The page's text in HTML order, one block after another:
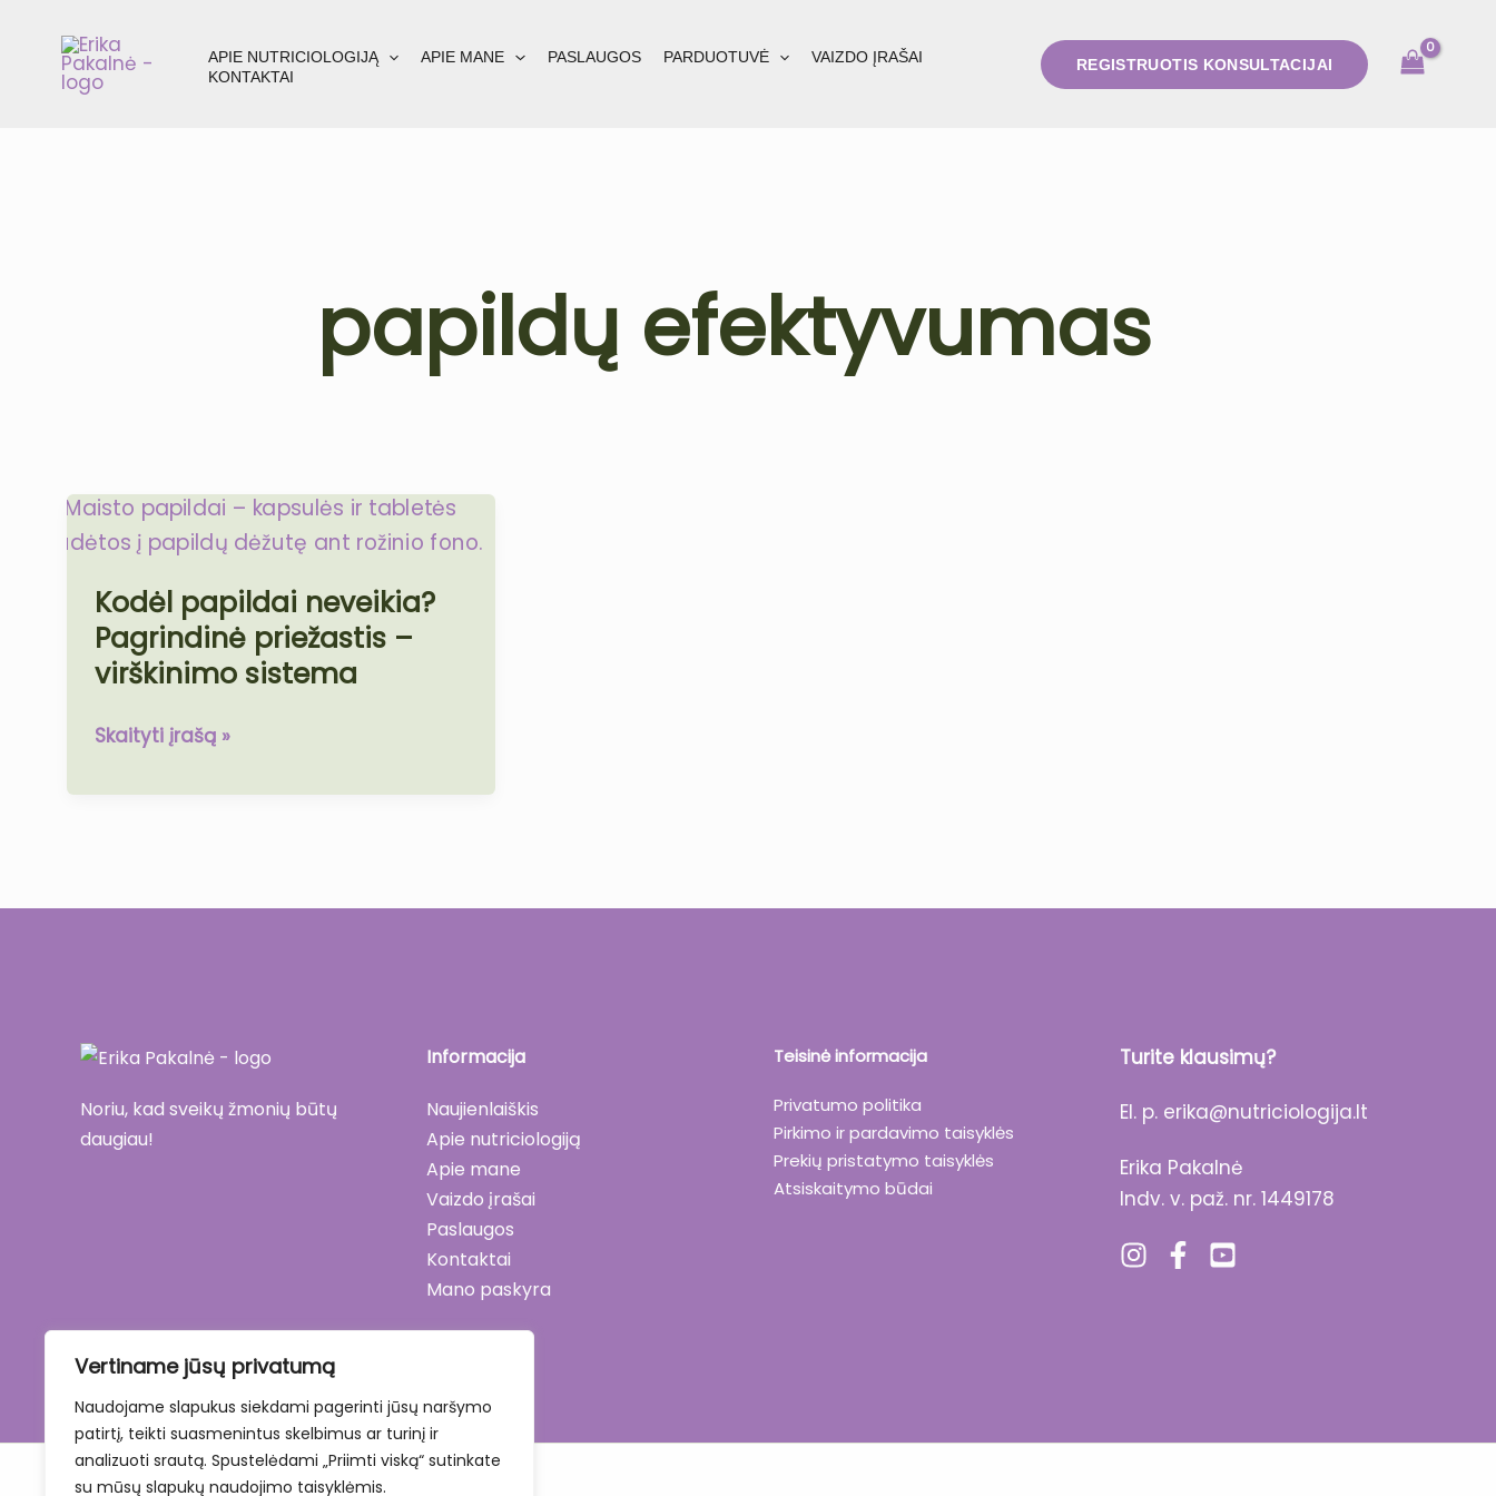
Vertiname jūsų privatumą
Naudojame slapukus siekdami pagerinti jūsų naršymo
patirtį, teikti suasmenintus skelbimus ar turinį ir
analizuoti srautą. Spustelėdami „Priimti viską“ sutinkate
su mūsų slapukų naudojimo taisyklėmis.
APIE NUTRICIOLOGIJĄ APIE MANE PASLAUGOS PARDUOTUVĖ
VAIZDO ĮRAŠAI
KONTAKTAI
REGISTRUOTIS KONSULTACIJAI
papildų efektyvumas
Kodėl papildai neveikia?
Pagrindinė priežastis –
virškinimo sistema
Kodėl
papildai
Pagrindinė
priežastis
–
sistema
Skaityti įrašą »
Noriu, kad sveikų žmonių būtų
daugiau!
Informacija
Naujienlaiškis
Apie nutriciologiją
Apie mane
Vaizdo įrašai
Paslaugos
Kontaktai
Mano paskyra
Teisinė informacija
Privatumo politika
Pirkimo ir pardavimo taisyklės
Prekių pristatymo taisyklės
Atsiskaitymo būdai
Turite klausimų?
El. p. erika@nutriciologija.lt
Erika Pakalnė
Indv. v. paž. nr. 1449178